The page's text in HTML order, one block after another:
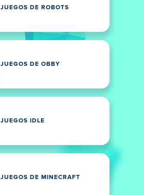
JUEGOS DE ROBOTS
JUEGOS DE OBBY
JUEGOS IDLE
JUEGOS DE MINECRAFT